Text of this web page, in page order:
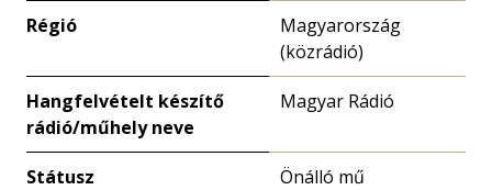
Régió
Magyarország
(közrádió)
Hangfelvételt készítő
rádió/műhely neve
Magyar Rádió
Státusz Önálló mű